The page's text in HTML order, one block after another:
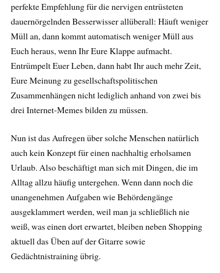
perfekte Empfehlung für die nervigen entrüsteten
dauernörgelnden Besserwisser allüberall: Häuft weniger
Müll an, dann kommt automatisch weniger Müll aus
Euch heraus, wenn Ihr Eure Klappe aufmacht.
Entrümpelt Euer Leben, dann habt Ihr auch mehr Zeit,
Eure Meinung zu gesellschaftspolitischen
Zusammenhängen nicht lediglich anhand von zwei bis
drei Internet-Memes bilden zu müssen.
Nun ist das Aufregen über solche Menschen natürlich
auch kein Konzept für einen nachhaltig erholsamen
Urlaub. Also beschäftigt man sich mit Dingen, die im
Alltag allzu häufig untergehen. Wenn dann noch die
unangenehmen Aufgaben wie Behördengänge
ausgeklammert werden, weil man ja schließlich nie
weiß, was einen dort erwartet, bleiben neben Shopping
aktuell das Üben auf der Gitarre sowie
Gedächtnistraining übrig.